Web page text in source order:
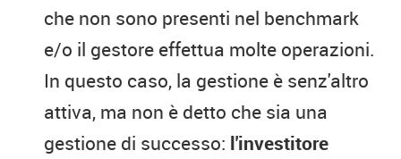
che non sono presenti nel benchmark
e/o il gestore effettua molte operazioni.
In questo caso, la gestione è senz'altro
attiva, ma non è detto che sia una
gestione di successo: l'investitore